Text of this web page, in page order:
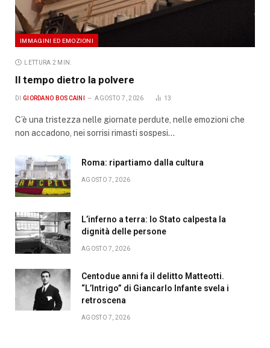
IMMAGINI ED EMOZIONI
LETTURA 2 MIN.
Il tempo dietro la polvere
DI GIORDANO BOSCAINI AGOSTO 7, 2026 13
C’è una tristezza nelle giornate perdute, nelle emozioni che
non accadono, nei sorrisi rimasti sospesi…
Roma: ripartiamo dalla cultura
AGOSTO 7, 2026
L’inferno a terra: lo Stato calpesta la
dignità delle persone
AGOSTO 7, 2026
Centodue anni fa il delitto Matteotti.
“L’Intrigo” di Giancarlo Infante svela i
retroscena
AGOSTO 7, 2026